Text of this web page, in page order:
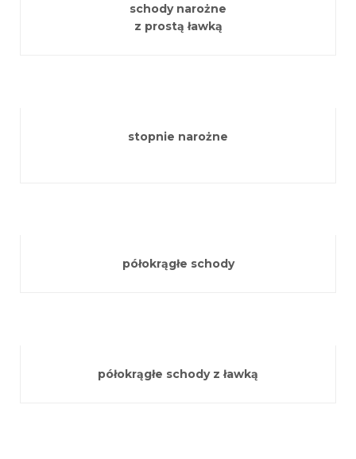
schody narożne
z prostą ławką
stopnie narożne
półokrągłe schody
półokrągłe schody z ławką